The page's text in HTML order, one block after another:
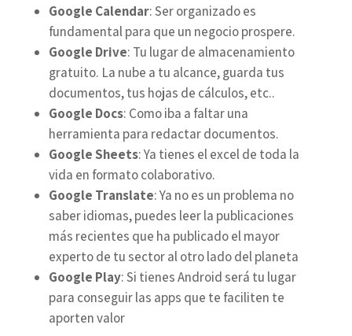
Google Calendar: Ser organizado es
fundamental para que un negocio prospere.
Google Drive: Tu lugar de almacenamiento
gratuito. La nube a tu alcance, guarda tus
documentos, tus hojas de cálculos, etc..
Google Docs: Como iba a faltar una
herramienta para redactar documentos.
Google Sheets: Ya tienes el excel de toda la
vida en formato colaborativo.
Google Translate: Ya no es un problema no
saber idiomas, puedes leer la publicaciones
más recientes que ha publicado el mayor
experto de tu sector al otro lado del planeta
Google Play: Si tienes Android será tu lugar
para conseguir las apps que te faciliten te
aporten valor